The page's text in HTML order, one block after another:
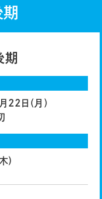
期
22日(月)
)